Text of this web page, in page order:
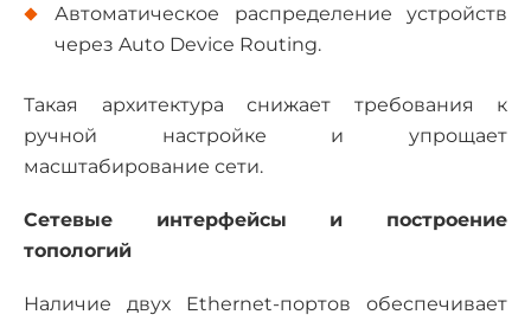
Автоматическое распределение устройств
через Auto Device Routing.
Такая архитектура снижает требования к
ручной настройке и упрощает
масштабирование сети.
Сетевые интерфейсы и построение
топологий
Наличие двух Ethernet-портов обеспечивает